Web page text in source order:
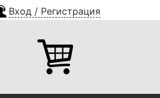
Вход / Регистрация